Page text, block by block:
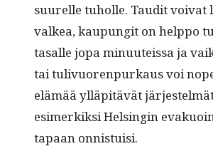
suurelle tuholle. Tau­dit
valkea, kaupun­git on help­po
tasalle jopa min­u­uteis­sa ja
tai tulivuoren­purkaus voi
elämää ylläpitävät
esimerkik­si Helsin­gin
tapaan onnistuisi.